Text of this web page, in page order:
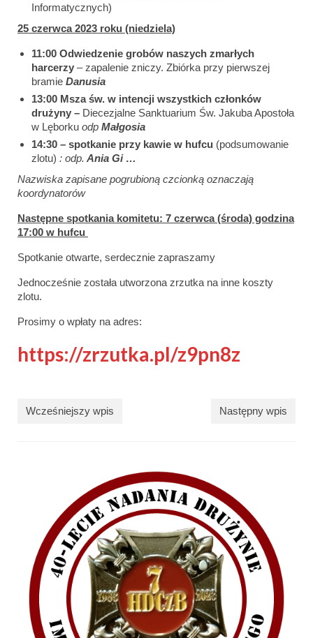
Informatycznych)
25 czerwca 2023 roku (niedziela)
11:00 Odwiedzenie grobów naszych zmarłych
harcerzy – zapalenie zniczy. Zbiórka przy pierwszej
bramie Danusia
13:00 Msza św. w intencji wszystkich członków
drużyny – Diecezjalne Sanktuarium Św. Jakuba Apostoła
w Lęborku odp Małgosia
14:30 – spotkanie przy kawie w hufcu (podsumowanie
zlotu) : odp. Ania Gi …
Nazwiska zapisane pogrubioną czcionką oznaczają
koordynatorów
Następne spotkania komitetu: 7 czerwca (środa) godzina
17:00 w hufcu
Spotkanie otwarte, serdecznie zapraszamy
Jednocześnie została utworzona zrzutka na inne koszty
zlotu.
Prosimy o wpłaty na adres:
https://zrzutka.pl/z9pn8z
Wcześniejszy wpis Następny wpis